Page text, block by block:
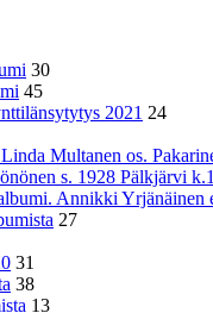
30
45
2021 24
Multanen os.
s. 1928 Pälkjärvi
Annikki Yrjänäinen
27
31
38
13